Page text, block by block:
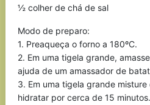
½ colher de chá de sal
Modo de preparo:
1. Preaqueça o forno a 180ºC.
2. Em uma tigela grande,
ajuda de um amassador de
3. Em uma tigela grande
hidratar por cerca de 15 minutos.